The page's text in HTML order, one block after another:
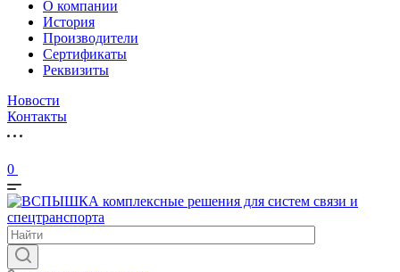
О компании
История
Производители
Сертификаты
Реквизиты
Новости
Контакты
0